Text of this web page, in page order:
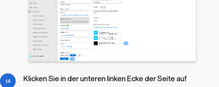
Klicken Sie in der unteren linken Ecke der Seite auf